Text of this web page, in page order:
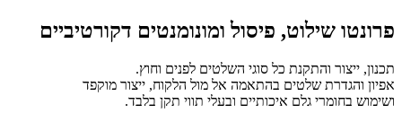
פרונטו שילוט, פיסול ומונומנטים דקורטיביים
תכנון, ייצור והתקנת כל סוגי השלטים לפנים וחוץ.
אפיון והגדרת שלטים בהתאמה אל מול הלקוח, ייצור מוקפד
ושימוש בחומרי גלם איכותיים ובעלי תווי תקן בלבד.